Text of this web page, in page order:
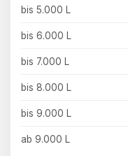
bis 5.000 L
bis 6.000 L
bis 7.000 L
bis 8.000 L
bis 9.000 L
ab 9.000 L